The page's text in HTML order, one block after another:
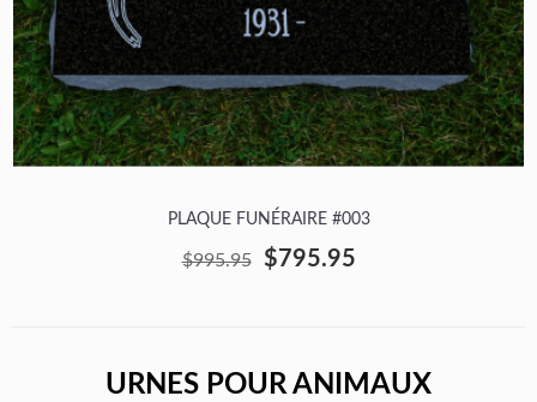
PLAQUE FUNÉRAIRE #003
$995.95 $795.95
URNES POUR ANIMAUX